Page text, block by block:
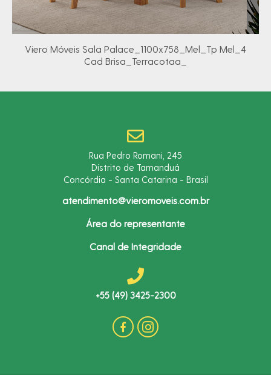
Viero Móveis Sala Palace_1100x758_Mel_Tp Mel_4
Cad Brisa_Terracotaa_
Rua Pedro Romani, 245
Distrito de Tamanduá
Concórdia - Santa Catarina - Brasil
atendimento@vieromoveis.com.br
Área do representante
Canal de Integridade
+55 (49) 3425-2300